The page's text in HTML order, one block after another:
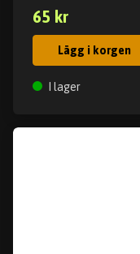
65 kr
Lägg i korgen
I lager